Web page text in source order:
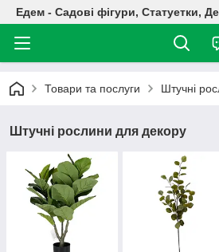
Едем - Садові фігури, Статуетки,
Товари та послуги Штучні
Штучні рослини для декору